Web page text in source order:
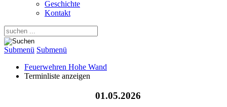
Geschichte
Kontakt
Submenü Submenü
Feuerwehren Hohe Wand
Terminliste anzeigen
01.05.2026